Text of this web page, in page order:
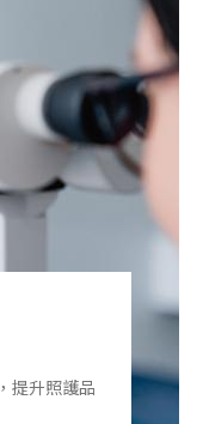
提升照護品